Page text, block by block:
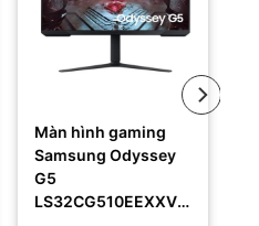
Màn hình gaming
Samsung Odyssey
G5
LS32CG510EEXXV